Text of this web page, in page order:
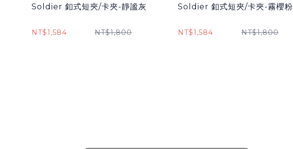
Soldier 釦式短夾/卡夾-靜謐灰
NT$1,584 NT$1,800
Soldier 釦式短夾/卡夾-霧櫻粉
NT$1,584 NT$1,800